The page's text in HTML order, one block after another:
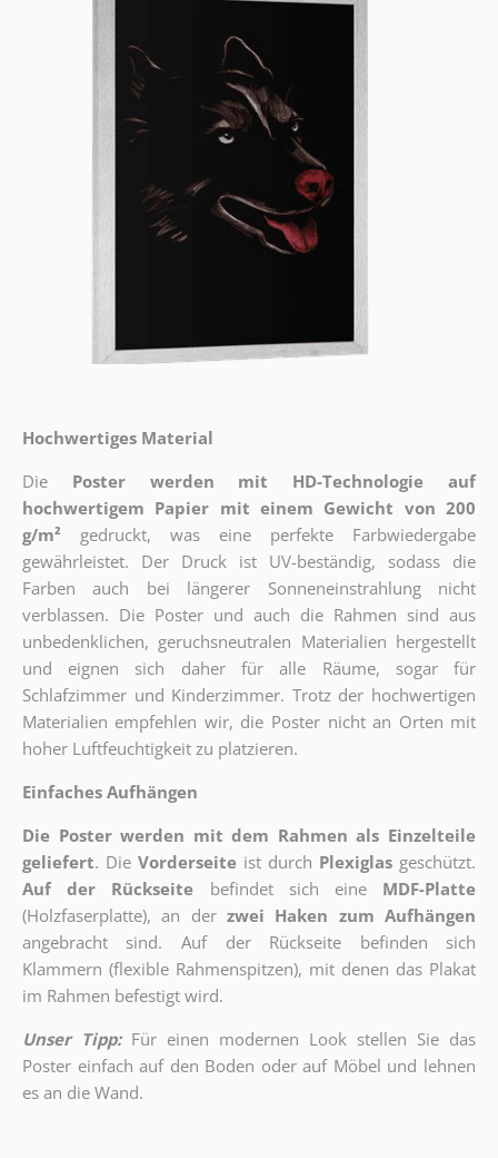
Hochwertiges Material
Die
Poster werden mit HD-Technologie auf
hochwertigem Papier mit einem Gewicht von 200
g/m²
gedruckt, was eine perfekte Farbwiedergabe
gewährleistet. Der Druck ist UV-beständig, sodass die
Farben auch bei längerer Sonneneinstrahlung nicht
verblassen. Die Poster und auch die Rahmen sind aus
unbedenklichen, geruchsneutralen Materialien hergestellt
und eignen sich daher für alle Räume, sogar für
Schlafzimmer und Kinderzimmer. Trotz der hochwertigen
Materialien empfehlen wir, die Poster nicht an Orten mit
hoher Luftfeuchtigkeit zu platzieren.
Einfaches Aufhängen
Die Poster werden mit dem Rahmen als Einzelteile
geliefert. Die Vorderseite ist durch Plexiglas geschützt.
Auf der Rückseite
befindet sich eine
MDF-Platte
(Holzfaserplatte), an der zwei Haken zum Aufhängen
angebracht sind.
Auf der Rückseite befinden sich
Klammern (flexible Rahmenspitzen), mit denen das Plakat
im Rahmen befestigt wird.
Unser Tipp: Für einen modernen Look stellen Sie das
Poster einfach auf den Boden oder auf Möbel und lehnen
es an die Wand.